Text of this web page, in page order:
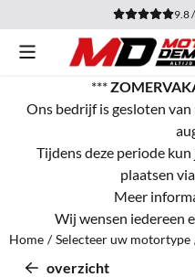
Cookievoorkeuren zijn 9.8
***
Ons bedrijf is gesloten
Tijdens deze periode
plaatsen
Meer
Wij wensen iedereen
Home / Selecteer uw motortype
overzicht